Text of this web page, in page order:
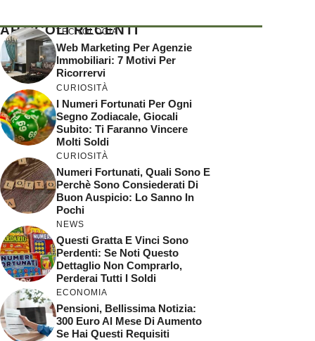
ARTICOLI RECENTI
TECNOLOGIA
Web Marketing Per Agenzie
Immobiliari: 7 Motivi Per
Ricorrervi
CURIOSITÀ
I Numeri Fortunati Per Ogni
Segno Zodiacale, Giocali
Subito: Ti Faranno Vincere
Molti Soldi
CURIOSITÀ
Numeri Fortunati, Quali Sono E
Perchè Sono Consiederati Di
Buon Auspicio: Lo Sanno In
Pochi
NEWS
Questi Gratta E Vinci Sono
Perdenti: Se Noti Questo
Dettaglio Non Comprarlo,
Perderai Tutti I Soldi
ECONOMIA
Pensioni, Bellissima Notizia:
300 Euro Al Mese Di Aumento
Se Hai Questi Requisiti